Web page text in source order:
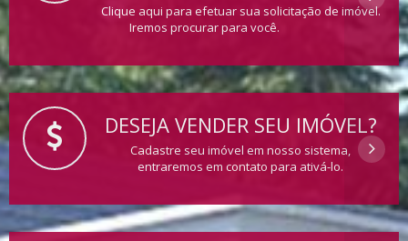
Clique aqui para efetuar sua solicitação de imóvel.
Iremos procurar para você.
DESEJA VENDER SEU IMÓVEL?
Cadastre seu imóvel em nosso sistema,
entraremos em contato para ativá-lo.